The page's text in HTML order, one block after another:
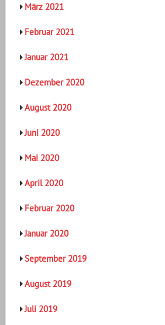
März 2021
Februar 2021
Januar 2021
Dezember 2020
August 2020
Juni 2020
Mai 2020
April 2020
Februar 2020
Januar 2020
September 2019
August 2019
Juli 2019